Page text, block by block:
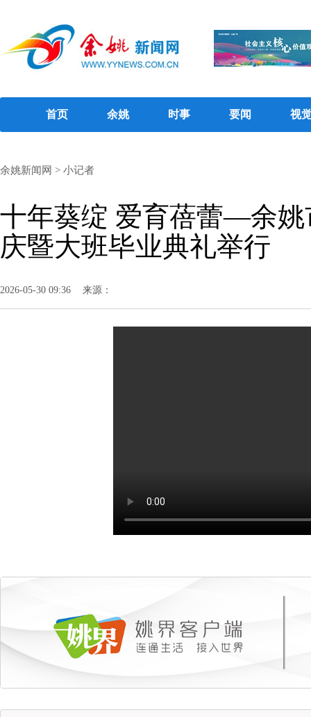
首页 余姚 时事 要闻 视
余姚新闻网 > 小记者
十年葵绽 爱育蓓蕾—余
庆暨大班毕业典礼举行
2026-05-30 09:36 来源：